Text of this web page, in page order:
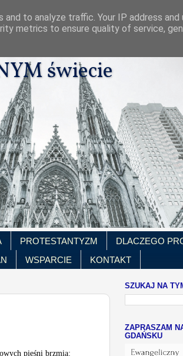
świecie
PROTESTANTYZM
DLACZEGO
WSPARCIE KONTAKT
pieśni brzmią:
SZUKAJ NA
ZAPRASZAM
GDAŃSKU
to analyze traffic. Your IP address and
metrics to ensure quality of service,